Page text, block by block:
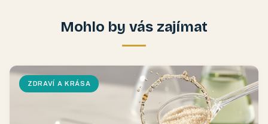
Mohlo by vás zajímat
ZDRAVÍ A KRÁSA